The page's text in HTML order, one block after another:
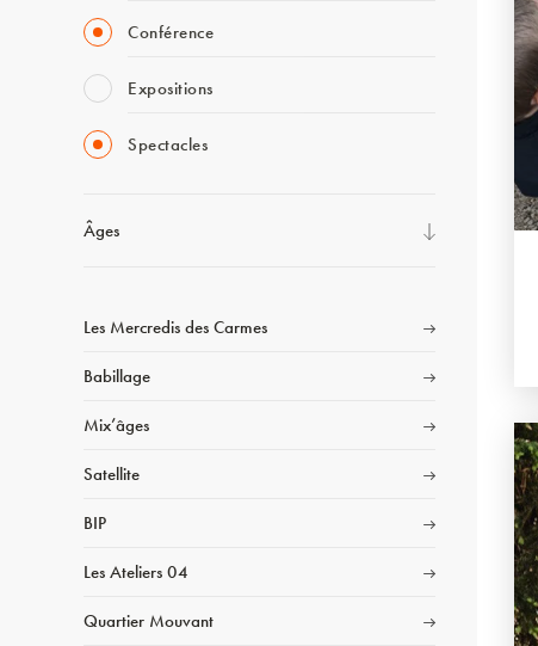
Conférence
Expositions
Spectacles
Âges
Les Mercredis des Carmes
Babillage
Mix’âges
Satellite
BIP
Les Ateliers 04
Quartier Mouvant